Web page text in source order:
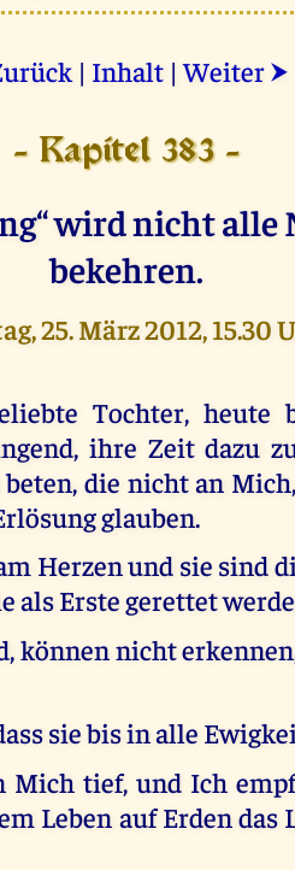
| Inhalt |Weiter ⮞
- Kapitel 383 -
wird nicht
bekehren.
25. März 2012, 15.30
Tochter,
ihre Zeit dazu
die nicht an
glauben.
Herzen und sie sind
als Erste gerettet
können nicht
sie bis in alle
Mich tief, und Ich
Leben auf Erden das